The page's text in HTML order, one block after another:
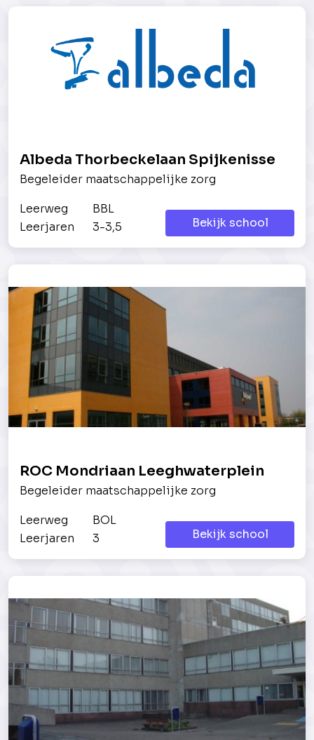
Albeda Thorbeckelaan Spijkenisse
Begeleider maatschappelijke zorg
Leerweg
BBL
Leerjaren
3-3,5 Bekijk school
ROC Mondriaan Leeghwaterplein
Begeleider maatschappelijke zorg
Leerweg
BOL
Leerjaren
3 Bekijk school